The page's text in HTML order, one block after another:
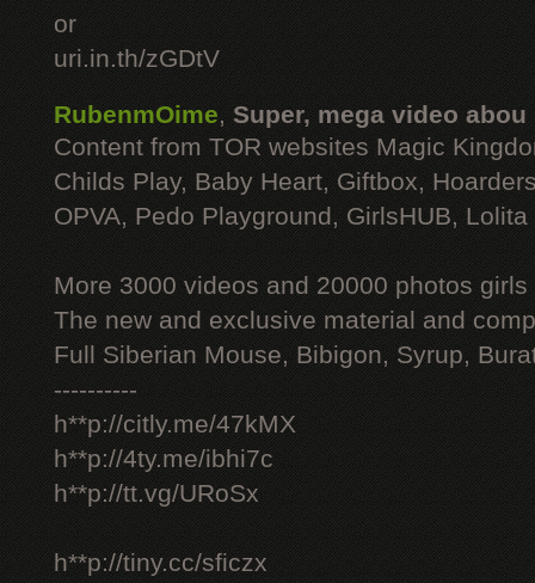
or
uri.in.th/zGDtV
RubenmOime, Super, mega video abou
Content from TOR websites Magic
Childs Play, Baby Heart, Giftbox,
OPVA, Pedo Playground, GirlsHUB, Lolita
More 3000 videos and 20000 photos
The new and exclusive material and
Full Siberian Mouse, Bibigon, Syrup,
----------
h**p://citly.me/47kMX
h**p://4ty.me/ibhi7c
h**p://tt.vg/URoSx
h**p://tiny.cc/sficzx